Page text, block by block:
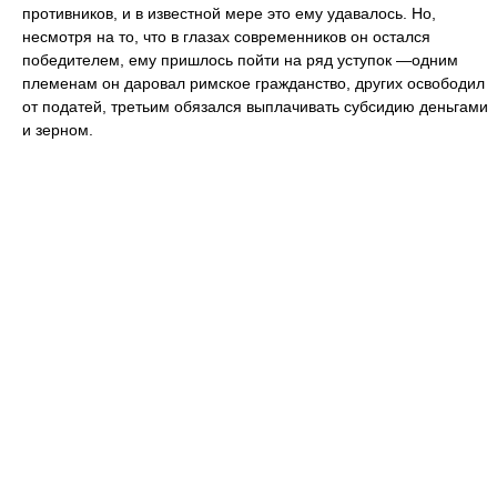
противников, и в известной мере это ему удавалось. Но,
несмотря на то, что в глазах современников он остался
победителем, ему пришлось пойти на ряд уступок —одним
племенам он даровал римское гражданство, других освободил
от податей, третьим обязался выплачивать субсидию деньгами
и зерном.